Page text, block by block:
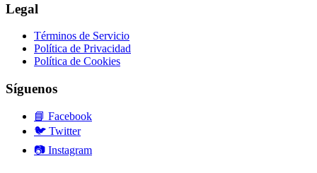
Legal
Términos de Servicio
Política de Privacidad
Política de Cookies
Síguenos
📘 Facebook
🐦 Twitter
📷 Instagram